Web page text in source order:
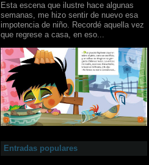
Esta escena que ilustre hace algunas
semanas, me hizo sentir de nuevo esa
impotencia de niño. Recordé aquella vez
que regrese a casa, en eso...
Entradas populares